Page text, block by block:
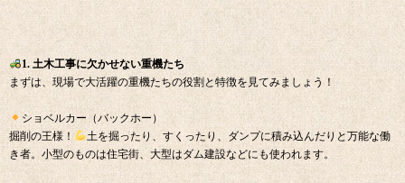
1. 土木工事に欠かせない重機たち
まずは、現場で大活躍の重機たちの役割と特徴を見てみましょう！
ショベルカー（バックホー）
掘削の王様！
土を掘ったり、すくったり、ダンプに積み込んだりと万能な働
き者。小型のものは住宅街、大型はダム建設などにも使われます。